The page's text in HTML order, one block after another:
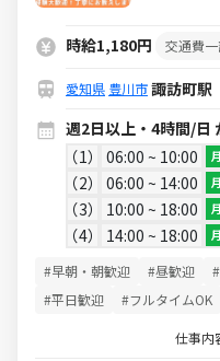
助スタッ
時給1,180円 交通費
愛知県 豊川市諏訪町駅
週2日以上・4時間/日
1
06:00 ~ 10:00 月
2 06:00 ~ 14:00 月
3 10:00 ~ 18:00 月
4 14:00 ~ 18:00 月
#早朝・朝歓迎 #昼歓迎
#平日歓迎
#フルタイムOK
仕事内